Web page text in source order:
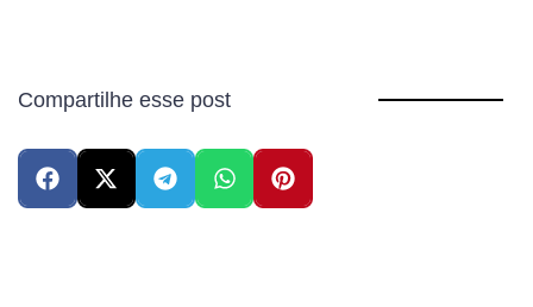
Compartilhe esse post